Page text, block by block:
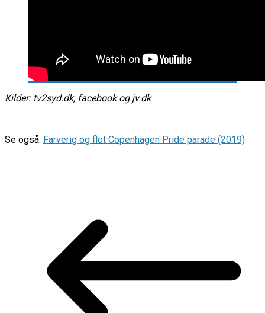
Kilder: tv2syd.dk, facebook og jv.dk
Se også: Farverig og flot Copenhagen Pride parade (2019)